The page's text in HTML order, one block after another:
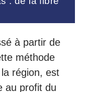
à partir de
méthode
région, est
au profit du